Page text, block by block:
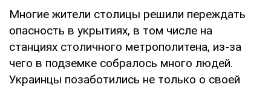
Многие жители столицы решили переждать
опасность в укрытиях, в том числе на
станциях столичного метрополитена, из-за
чего в подземке собралось много людей.
Украинцы позаботились не только о своей